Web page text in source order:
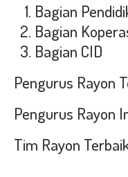
Bagian
Bagian
Bagian CID
Pengurus Rayon
Pengurus Rayon
Tim Rayon